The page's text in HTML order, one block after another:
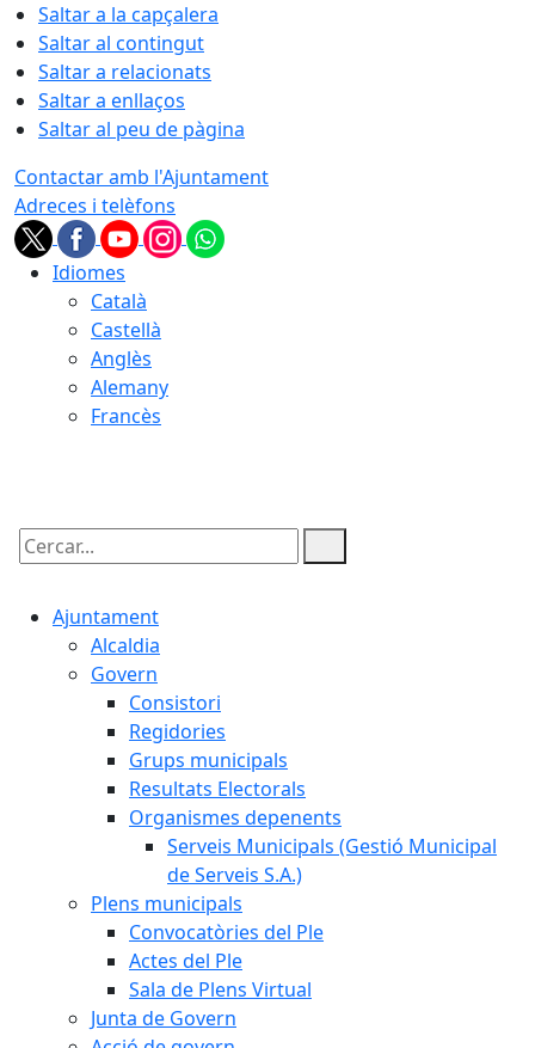
Saltar a la capçalera
Saltar al contingut
Saltar a relacionats
Saltar a enllaços
Saltar al peu de pàgina
Contactar amb l'Ajuntament
Adreces i telèfons
Idiomes
Català
Castellà
Anglès
Alemany
Francès
Cercar:
Ajuntament
Alcaldia
Govern
Consistori
Regidories
Grups municipals
Resultats Electorals
Organismes depenents
Serveis Municipals (Gestió Municipal
de Serveis S.A.)
Plens municipals
Convocatòries del Ple
Actes del Ple
Sala de Plens Virtual
Junta de Govern